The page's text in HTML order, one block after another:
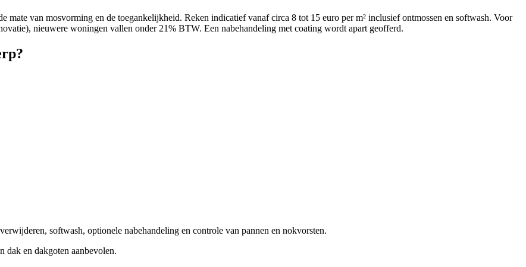
van mosvorming en de toegankelijkheid. Reken indicatief vanaf circa 8 tot 15 euro per m² inclusief ontmossen en softwash. Voor
nieuwere woningen vallen onder 21% BTW. Een nabehandeling met coating wordt apart geofferd.
softwash, optionele nabehandeling en controle van pannen en nokvorsten.
dak en dakgoten aanbevolen.